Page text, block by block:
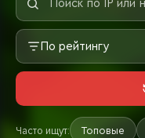
По рейтингу
Часто ищут: Топовые